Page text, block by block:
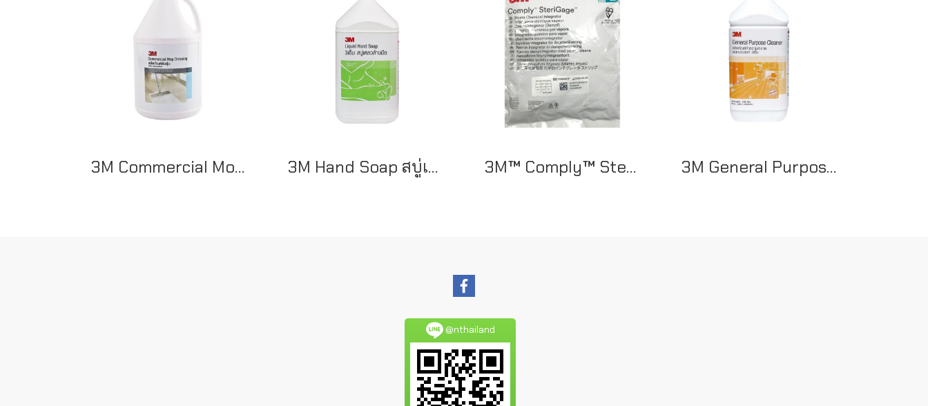
3M Commercial Mop Dressing ผลิตภัณฑ์ดันฝุ่น 3.8 ลิตร 3M Hand Soap สบู่เหลวล้างมือ สูตรอ่อนโยนต่อผิว 3.8 ลิตร 3M™ Comply™ SteriGage™ Steam Chemical Integrator รุ่น 1243A ( 500 ชิ้น/แพ็ค) 3M General Purpose Cleaner ผลิตภัณฑ์ทำความสะอาดอเนกประสงค์ 3.8 ลิตร
@nthailand